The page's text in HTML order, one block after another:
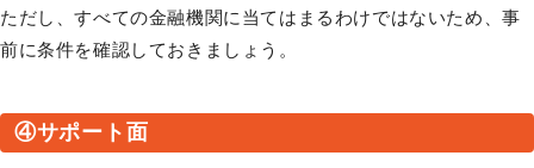
ただし、すべての金融機関に当てはまるわけではないため、事
前に条件を確認しておきましょう。
④サポート面